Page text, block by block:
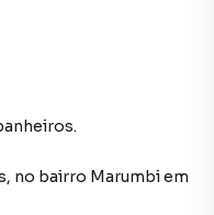
, no bairro Marumbiem